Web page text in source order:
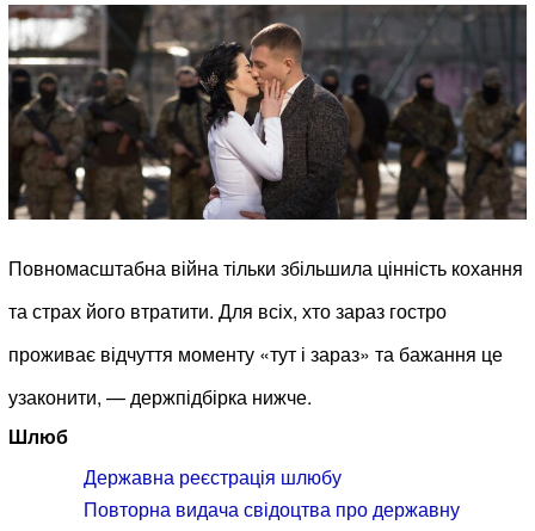
Повномасштабна війна тільки збільшила цінність кохання
та страх його втратити. Для всіх, хто зараз гостро
проживає відчуття моменту «тут і зараз» та бажання це
узаконити, — держпідбірка нижче.
Шлюб
Державна реєстрація шлюбу
Повторна видача свідоцтва про державну